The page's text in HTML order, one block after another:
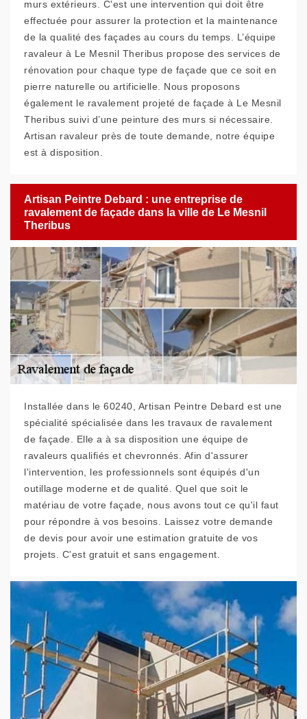
murs extérieurs. C'est une intervention qui doit être
effectuée pour assurer la protection et la maintenance
de la qualité des façades au cours du temps. L’équipe
ravaleur à Le Mesnil Theribus propose des services de
rénovation pour chaque type de façade que ce soit en
pierre naturelle ou artificielle. Nous proposons
également le ravalement projeté de façade à Le Mesnil
Theribus suivi d’une peinture des murs si nécessaire.
Artisan ravaleur près de toute demande, notre équipe
est à disposition.
Artisan Peintre Debard : une entreprise de
ravalement de façade dans la ville de Le Mesnil
Theribus
Installée dans le 60240, Artisan Peintre Debard est une
spécialité spécialisée dans les travaux de ravalement
de façade. Elle a à sa disposition une équipe de
ravaleurs qualifiés et chevronnés. Afin d'assurer
l'intervention, les professionnels sont équipés d'un
outillage moderne et de qualité. Quel que soit le
matériau de votre façade, nous avons tout ce qu'il faut
pour répondre à vos besoins. Laissez votre demande
de devis pour avoir une estimation gratuite de vos
projets. C'est gratuit et sans engagement.